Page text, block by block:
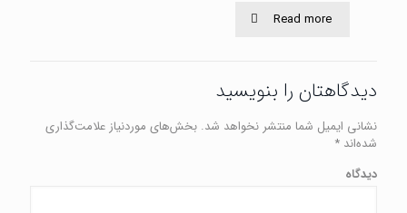
Read more
دیدگاهتان را بنویسید
نشانی ایمیل شما منتشر نخواهد شد. بخش‌های موردنیاز علامت‌گذاری
شده‌اند *
دیدگاه